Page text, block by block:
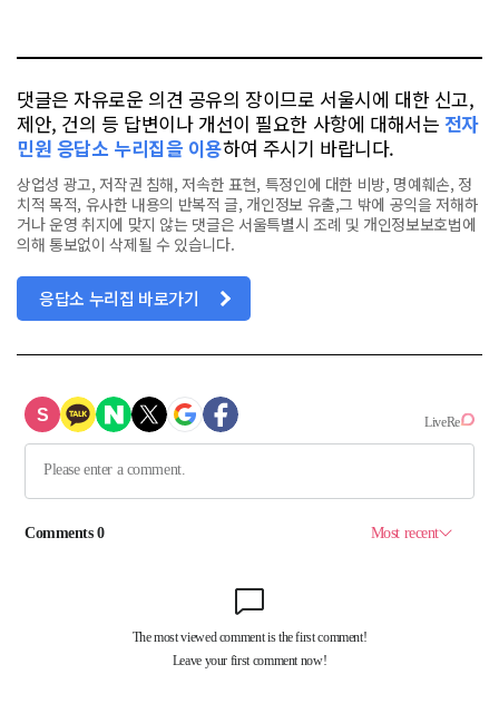
댓글은 자유로운 의견 공유의 장이므로 서울시에 대한 신고,
제안, 건의 등 답변이나 개선이 필요한 사항에 대해서는 전자
민원 응답소 누리집을 이용하여 주시기 바랍니다.
상업성 광고, 저작권 침해, 저속한 표현, 특정인에 대한 비방, 명예훼손, 정
치적 목적, 유사한 내용의 반복적 글, 개인정보 유출,그 밖에 공익을 저해하
거나 운영 취지에 맞지 않는 댓글은 서울특별시 조례 및 개인정보보호법에
의해 통보없이 삭제될 수 있습니다.
응답소 누리집 바로가기